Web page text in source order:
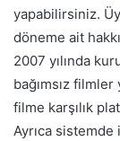
yapabilirsiniz.
döneme ait
2007 yılında
bağımsız
filme karşılık
Ayrıca